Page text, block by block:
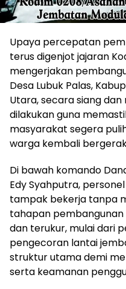
Upaya percepatan
terus digenjot jajaran
mengerjakan
Desa Lubuk Palas,
Utara, secara siang dan
dilakukan guna
masyarakat segera
warga kembali
Di bawah komando
Edy Syahputra,
tampak bekerja tanpa
tahapan
dan terukur, mulai dari
pengecoran lantai
struktur utama demi
serta keamanan